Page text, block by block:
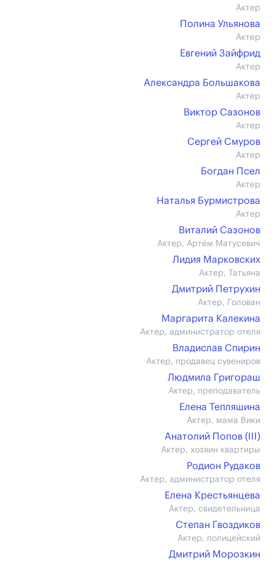
Актер
Полина Ульянова
Актер
Евгений Зайфрид
Актер
Александра Большакова
Актер
Виктор Сазонов
Актер
Сергей Смуров
Актер
Богдан Псел
Актер
Наталья Бурмистрова
Актер
Виталий Сазонов
Актер, Артём Матусевич
Лидия Марковских
Актер, Татьяна
Дмитрий Петрухин
Актер, Голован
Маргарита Калекина
Актер, администратор отеля
Владислав Спирин
Актер, продавец сувениров
Людмила Григораш
Актер, преподаватель
Елена Тепляшина
Актер, мама Вики
Анатолий Попов (III)
Актер, хозяин квартиры
Родион Рудаков
Актер, администратор отеля
Елена Крестьянцева
Актер, свидетельница
Степан Гвоздиков
Актер, полицейский
Дмитрий Морозкин